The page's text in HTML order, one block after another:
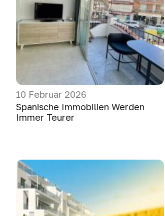
10 Februar 2026
Spanische Immobilien Werden
Immer Teurer